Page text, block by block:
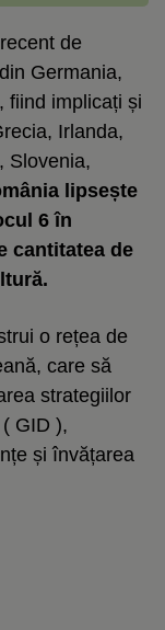
de
Germania,
fiind implicați și
Irlanda,
Slovenia,
lipsește
6 în
cantitatea de
o rețea de
care să
strategiilor
GID ),
și învățarea